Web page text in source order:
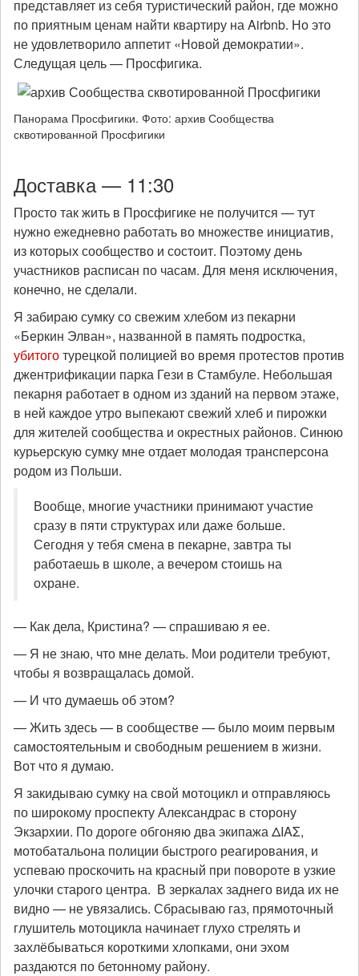
представляет из себя туристический район, где можно
по приятным ценам найти квартиру на Airbnb. Но это
не удовлетворило аппетит «Новой демократии».
Следущая цель — Просфигика.
Панорама Просфигики. Фото: архив Сообщества
сквотированной Просфигики
Доставка — 11:30
Просто так жить в Просфигике не получится — тут
нужно ежедневно работать во множестве инициатив,
из которых сообщество и состоит. Поэтому день
участников расписан по часам. Для меня исключения,
конечно, не сделали.
Я забираю сумку со свежим хлебом из пекарни
«Беркин Элван», названной в память подростка,
убитоготурецкой полицией во время протестов против
джентрификации парка Гези в Стамбуле. Небольшая
пекарня работает в одном из зданий на первом этаже,
в ней каждое утро выпекают свежий хлеб и пирожки
для жителей сообщества и окрестных районов. Синюю
курьерскую сумку мне отдает молодая трансперсона
родом из Польши.
Вообще, многие участники принимают участие
сразу в пяти структурах или даже больше.
Сегодня у тебя смена в пекарне, завтра ты
работаешь в школе, а вечером стоишь на
охране.
— Как дела, Кристина? — спрашиваю я ее.
— Я не знаю, что мне делать. Мои родители требуют,
чтобы я возвращалась домой.
— И что думаешь об этом?
— Жить здесь — в сообществе — было моим первым
самостоятельным и свободным решением в жизни.
Вот что я думаю.
Я закидываю сумку на свой мотоцикл и отправляюсь
по широкому проспекту Александрас в сторону
Экзархии. По дороге обгоняю два экипажа ΔΙΑΣ,
мотобатальона полиции быстрого реагирования, и
успеваю проскочить на красный при повороте в узкие
улочки старого центра. В зеркалах заднего вида их не
видно — не увязались. Сбрасываю газ, прямоточный
глушитель мотоцикла начинает глухо стрелять и
захлёбываться короткими хлопками, они эхом
раздаются по бетонному району.